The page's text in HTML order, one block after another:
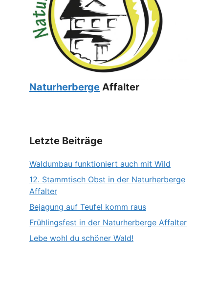
Naturherberge Affalter
Letzte Beiträge
Waldumbau funktioniert auch mit Wild
12. Stammtisch Obst in der Naturherberge
Affalter
Bejagung auf Teufel komm raus
Frühlingsfest in der Naturherberge Affalter
Lebe wohl du schöner Wald!